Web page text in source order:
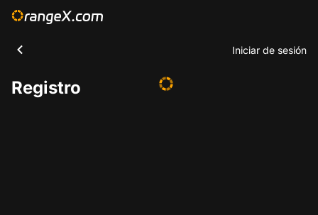
Iniciar de sesión
Registro